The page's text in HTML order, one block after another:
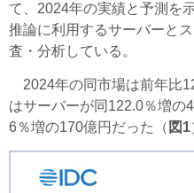
て、2024年の実績と予測を
推論に利用するサーバーと
査・分析している。
2024年の同市場は前年比
はサーバーが同122.0％増の
6％増の170億円だった（ 図1